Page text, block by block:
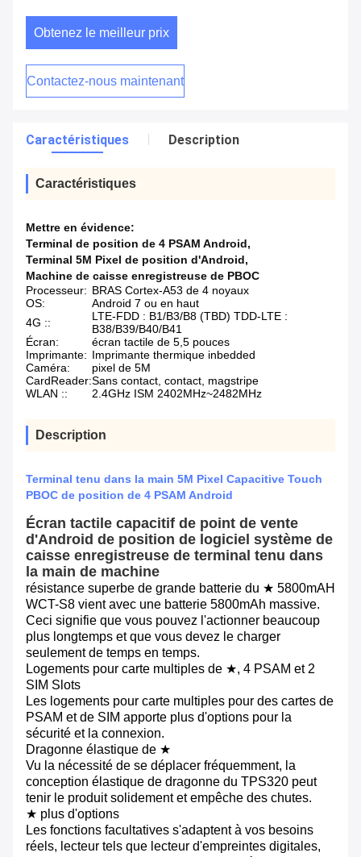
Obtenez le meilleur prix
Contactez-nous maintenant
Caractéristiques Description
Caractéristiques
Mettre en évidence:
Terminal de position de 4 PSAM Android,
Terminal 5M Pixel de position d'Android,
Machine de caisse enregistreuse de PBOC
Processeur: BRAS Cortex-A53 de 4 noyaux
OS:
Android 7 ou en haut
4G ::
LTE-FDD : B1/B3/B8 (TBD) TDD-LTE :
B38/B39/B40/B41
Écran:
écran tactile de 5,5 pouces
Imprimante: Imprimante thermique inbedded
Caméra:
pixel de 5M
CardReader:Sans contact, contact, magstripe
WLAN ::
2.4GHz ISM 2402MHz~2482MHz
Description
Terminal tenu dans la main 5M Pixel Capacitive Touch
PBOC de position de 4 PSAM Android
Écran tactile capacitif de point de vente
d'Android de position de logiciel système de
caisse enregistreuse de terminal tenu dans
la main de machine
résistance superbe de grande batterie du ★ 5800mAH
WCT-S8 vient avec une batterie 5800mAh massive.
Ceci signifie que vous pouvez l'actionner beaucoup
plus longtemps et que vous devez le charger
seulement de temps en temps.
Logements pour carte multiples de ★, 4 PSAM et 2
SIM Slots
Les logements pour carte multiples pour des cartes de
PSAM et de SIM apporte plus d'options pour la
sécurité et la connexion.
Dragonne élastique de ★
Vu la nécessité de se déplacer fréquemment, la
conception élastique de dragonne du TPS320 peut
tenir le produit solidement et empêche des chutes.
★ plus d'options
Les fonctions facultatives s'adaptent à vos besoins
réels, lecteur tels que lecteur d'empreintes digitales,